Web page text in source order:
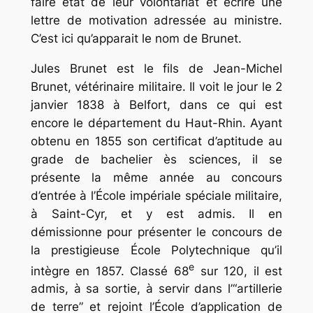
lettre de motivation adressée au ministre.
C’est ici qu’apparait le nom de Brunet.
Jules Brunet est le fils de Jean-Michel
Brunet, vétérinaire militaire. Il voit le jour le 2
janvier 1838 à Belfort, dans ce qui est
encore le département du Haut-Rhin. Ayant
obtenu en 1855 son certificat d’aptitude au
grade de bachelier ès sciences, il se
présente la même année au concours
d’entrée à l’École impériale spéciale militaire,
à Saint-Cyr, et y est admis. Il en
démissionne pour présenter le concours de
la prestigieuse École Polytechnique qu’il
intègre en 1857. Classé 68e sur 120, il est
admis, à sa sortie, à servir dans l’“artillerie
de terre” et rejoint l’École d’application de